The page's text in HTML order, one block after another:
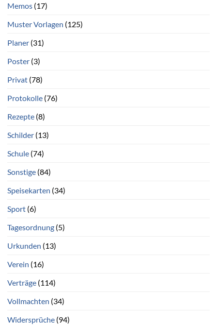
Memos (17)
Muster Vorlagen (125)
Planer (31)
Poster (3)
Privat (78)
Protokolle (76)
Rezepte (8)
Schilder (13)
Schule (74)
Sonstige (84)
Speisekarten (34)
Sport (6)
Tagesordnung (5)
Urkunden (13)
Verein (16)
Verträge (114)
Vollmachten (34)
Widersprüche (94)